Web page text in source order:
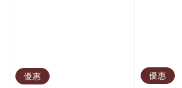
優惠 優惠